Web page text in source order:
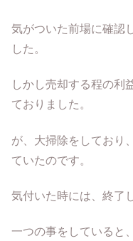
気がついた前場に確認
した。
しかし売却する程の利
ておりました。
が、大掃除をしており
ていたのです。
気付いた時には、終了
一つの事をしていると